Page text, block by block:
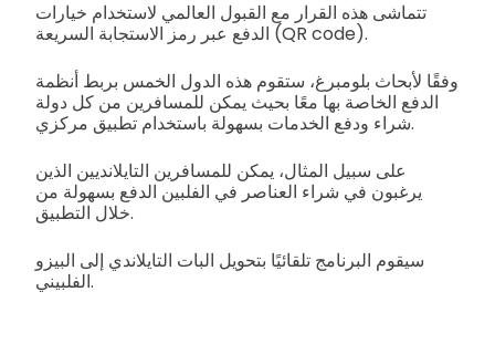
تتماشى هذه القرار مع القبول العالمي لاستخدام خيارات
الدفع عبر رمز الاستجابة السريعة (QR code).
وفقًا لأبحاث بلومبرغ، ستقوم هذه الدول الخمس بربط أنظمة
الدفع الخاصة بها معًا بحيث يمكن للمسافرين من كل دولة
شراء ودفع الخدمات بسهولة باستخدام تطبيق مركزي.
على سبيل المثال، يمكن للمسافرين التايلانديين الذين
يرغبون في شراء العناصر في الفلبين الدفع بسهولة من
خلال التطبيق.
سيقوم البرنامج تلقائيًا بتحويل البات التايلاندي إلى البيزو
الفلبيني.